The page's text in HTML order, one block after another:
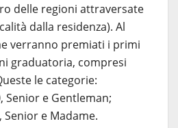
delle regioni attraversate
dalla residenza). Al
verranno premiati i primi
graduatoria, compresi
le categorie:
e Gentleman;
e Madame.